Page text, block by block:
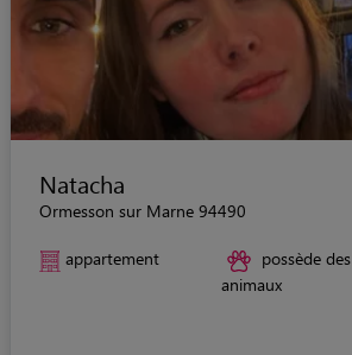
Natacha
Ormesson sur Marne 94490
appartement
possède des
animaux